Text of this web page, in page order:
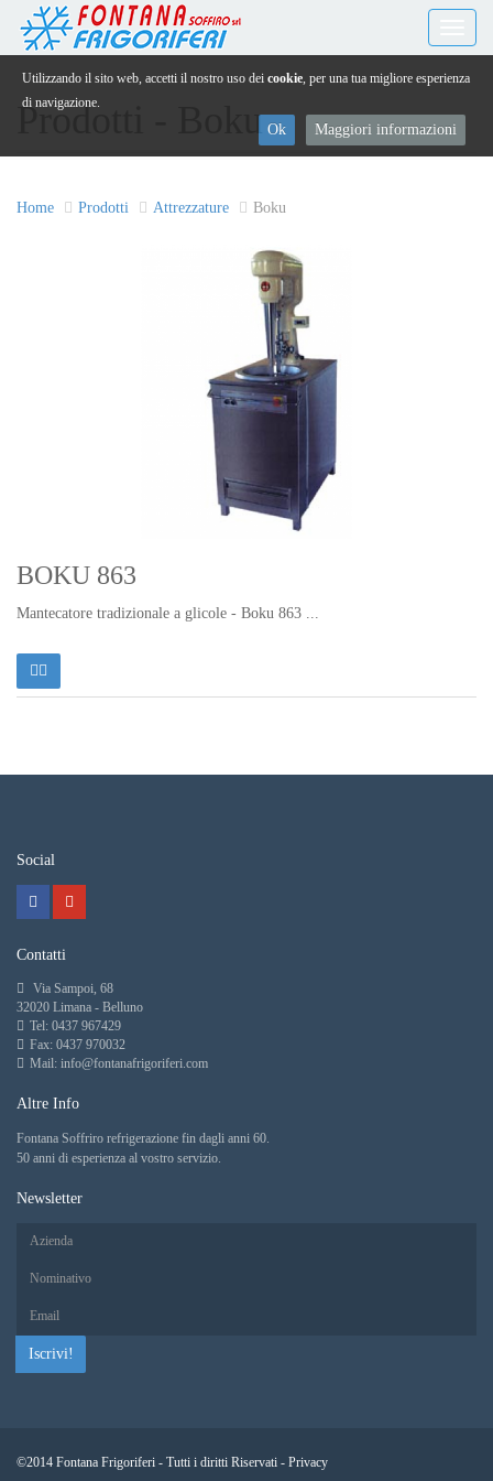
Prodotti - Boku
Home Prodotti Attrezzature Boku
BOKU 863
Mantecatore tradizionale a glicole - Boku 863 ...
Social
Contatti
Via Sampoi, 68
32020 Limana - Belluno
Tel: 0437 967429
Fax: 0437 970032
Mail: info@fontanafrigoriferi.com
Altre Info
Fontana Soffriro refrigerazione fin dagli anni 60.
50 anni di esperienza al vostro servizio.
Newsletter
Iscrivi!
©2014 Fontana Frigoriferi - Tutti i diritti Riservati - Privacy
Utilizzando il sito web, accetti il nostro uso dei cookie, per una tua migliore esperienza
di navigazione.
Maggiori informazioni
Ok